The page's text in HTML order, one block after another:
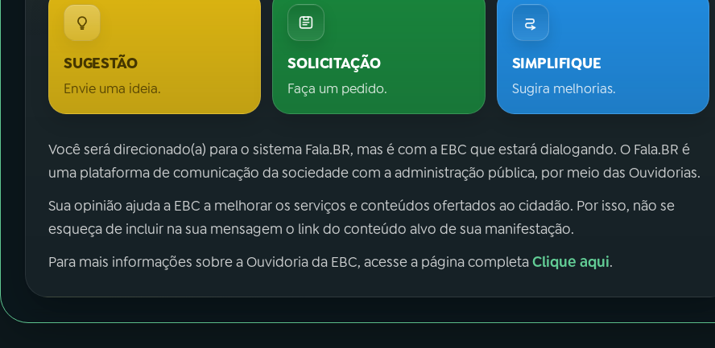
SUGESTÃO
Envie uma ideia.
SOLICITAÇÃO
Faça um pedido.
SIMPLIFIQUE
Sugira melhorias.
Você será direcionado(a) para o sistema Fala.BR, mas é com a EBC que estará dialogando. O Fala.BR é
uma plataforma de comunicação da sociedade com a administração pública, por meio das Ouvidorias.
Sua opinião ajuda a EBC a melhorar os serviços e conteúdos ofertados ao cidadão. Por isso, não se
esqueça de incluir na sua mensagem o link do conteúdo alvo de sua manifestação.
Para mais informações sobre a Ouvidoria da EBC, acesse a página completaClique aqui.